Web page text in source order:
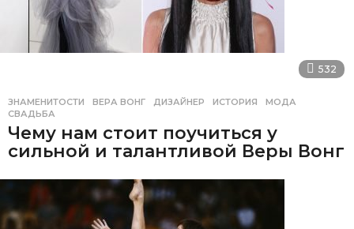
532
ЗНАМЕНИТОСТИ ВЕРА ВОНГ ,ДИЗАЙНЕР ,ИСТОРИЯ ,МОДА
СВАДЬБА
Чему нам стоит поучиться у
сильной и талантливой Веры Вонг